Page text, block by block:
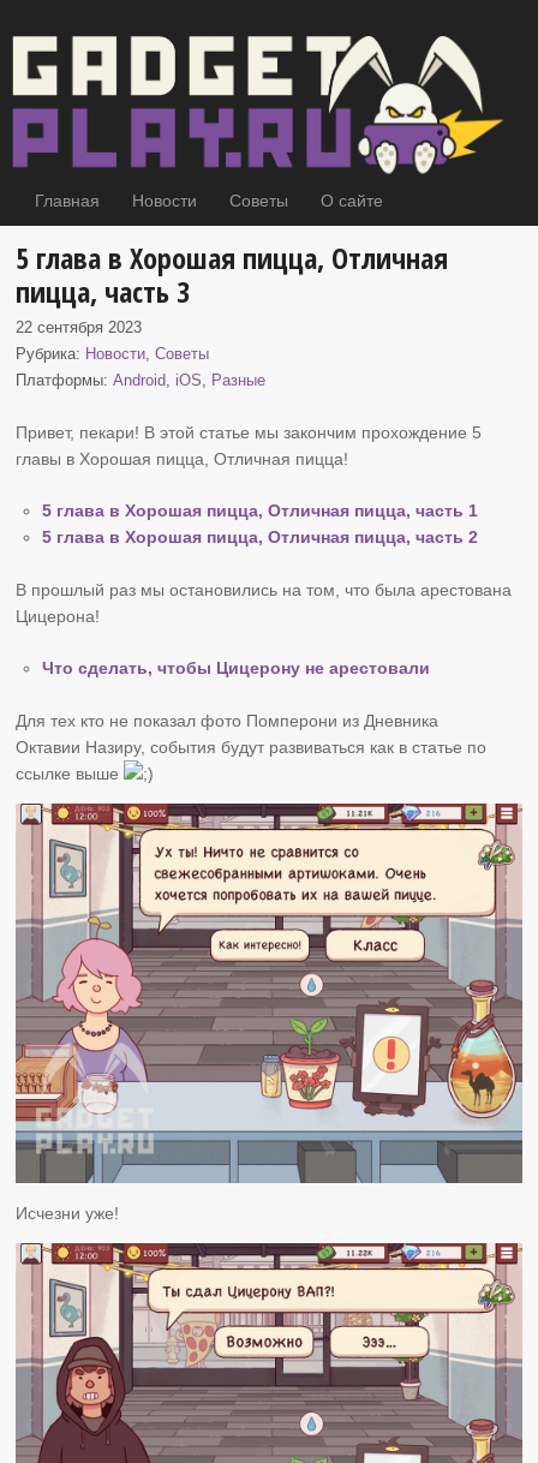
Главная Новости Советы О сайте
5 глава в Хорошая пицца, Отличная
пицца, часть 3
22 сентября 2023
Рубрика: Новости,Советы
Платформы:Android, iOS, Разные
Привет, пекари! В этой статье мы закончим прохождение 5
главы в Хорошая пицца , Отличная пицца!
5 глава в Хорошая пицца, Отличная пицца, часть 1
5 глава в Хорошая пицца, Отличная пицца, часть 2
В прошлый раз мы остановились на том, что была арестована
Цицерона!
Что сделать, чтобы Цицерону не арестовали
Для тех кто не показал фото Помперони из Дневника
Октавии Назиру, события будут развиваться как в статье по
ссылке выше
Исчезни уже!